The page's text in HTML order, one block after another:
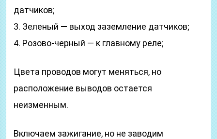
датчиков;
3. Зеленый — выход заземление датчиков;
4. Розово-черный — к главному реле;
Цвета проводов могут меняться, но
расположение выводов остается
неизменным.
Включаем зажигание, но не заводим